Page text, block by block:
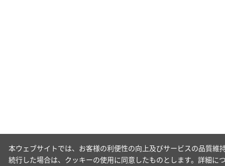
本ウェブサイトでは、お客様の利便性の向上及びサービスの品質
続行した場合は、クッキーの使用に同意したものとします。詳細